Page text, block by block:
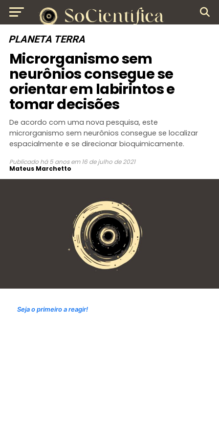
PLANETA TERRA
Microrganismo sem
neurônios consegue se
orientar em labirintos e
tomar decisões
De acordo com uma nova pesquisa, este
microrganismo sem neurônios consegue se localizar
espacialmente e se direcionar bioquimicamente.
Publicado há 5 anos em 16 de julho de 2021
Mateus Marchetto
Seja o primeiro a reagir!